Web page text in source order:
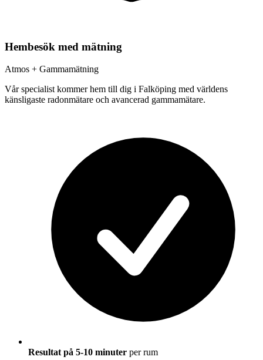
Hembesök med mätning
Atmos + Gammamätning
Vår specialist kommer hem till dig i Falköping med världens
känsligaste radonmätare och avancerad gammamätare.
Resultat på 5-10 minuter per rum